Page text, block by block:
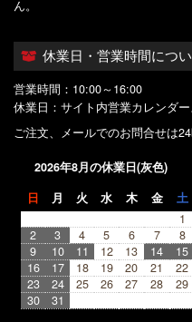
ん。
休業日・営業時間につ
営業時間：10:00～16:00
休業日：サイト内営業カレンダ
ご注文、メールでのお問合せは
2026年8月の休業日(灰色)
日 月 火 水 木 金 土
1
2
3 4 5 6 7
8
9
10 11 12 13 14
15
16
17 18 19 20 21
22
23
24 25 26 27 28
29
30
31